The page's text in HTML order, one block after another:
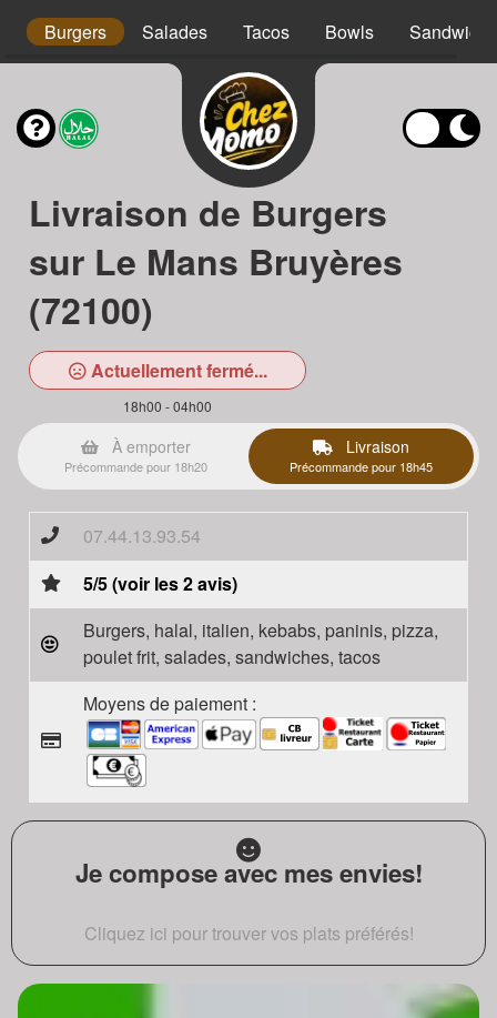
Burgers Salades Tacos Bowls Sandwichs
Livraison de Burgers
sur Le Mans Bruyères
(72100)
Actuellement fermé...
18h00 - 04h00
À emporter
Précommande pour 18h20
Livraison
Précommande pour 18h45
07.44.13.93.54
5/5 (voir les 2 avis)
Burgers, halal, italien, kebabs, paninis, pizza,
poulet frit, salades, sandwiches, tacos
Moyens de paiement :
Je compose avec mes envies!
Cliquez ici pour trouver vos plats préférés!